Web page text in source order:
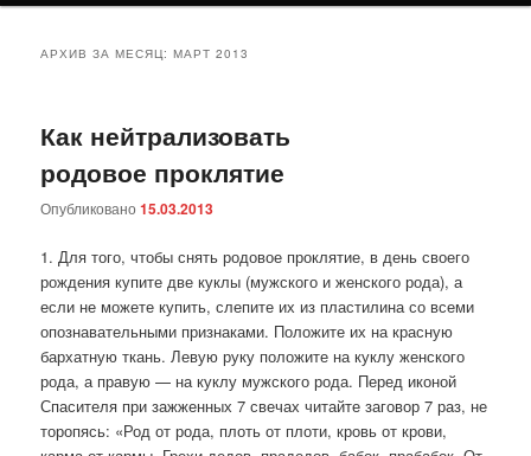
АРХИВ ЗА МЕСЯЦ:МАРТ 2013
Как нейтрализовать
родовое проклятие
Опубликовано15.03.2013
1. Для того, чтобы снять родовое проклятие, в день своего
рождения купите две куклы (мужского и женского рода), а
если не можете купить, слепите их из пластилина со всеми
опознавательными признаками. Положите их на красную
бархатную ткань. Левую руку положите на куклу женского
рода, а правую — на куклу мужского рода. Перед иконой
Спасителя при зажженных 7 свечах читайте заговор 7 раз, не
торопясь: «Род от рода, плоть от плоти, кровь от крови,